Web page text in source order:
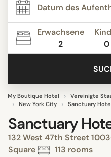
Hotelarten
Kontakt
Erwachsene
2
0
My Boutique Hotel Vereinigte
New York City
Sanctuary
Sanctuary
132 West 47th Street
Square
113 rooms